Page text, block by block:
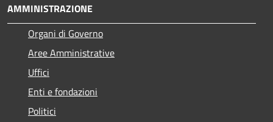
AMMINISTRAZIONE
Organi di Governo
Aree Amministrative
Uffici
Enti e fondazioni
Politici